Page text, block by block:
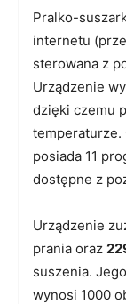
Pralko-
internetu
sterowana z
Urządzenie
dzięki czemu
temperaturze.
posiada 11
dostępne z
Urządzenie
prania oraz
suszenia.
wynosi 1000